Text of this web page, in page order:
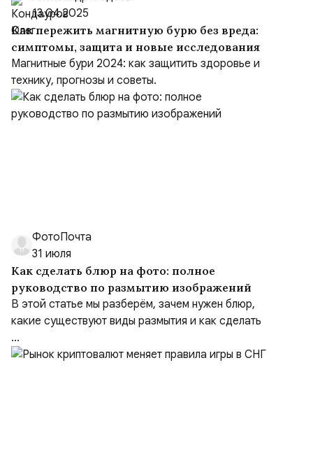
13.04.2025
Как пережить магнитную бурю без вреда:
симптомы, защита и новые исследования
Магнитные бури 2024: как защитить здоровье и
технику, прогнозы и советы.
ФотоПочта
31 июля
Как сделать блюр на фото: полное
руководство по размытию изображений
В этой статье мы разберём, зачем нужен блюр,
какие существуют виды размытия и как сделать
...